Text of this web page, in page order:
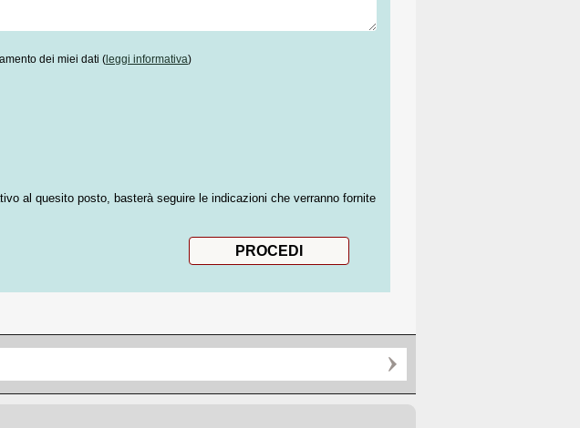
dei miei dati ( leggi informativa)
al quesito posto, basterà seguire le indicazioni che verranno fornite